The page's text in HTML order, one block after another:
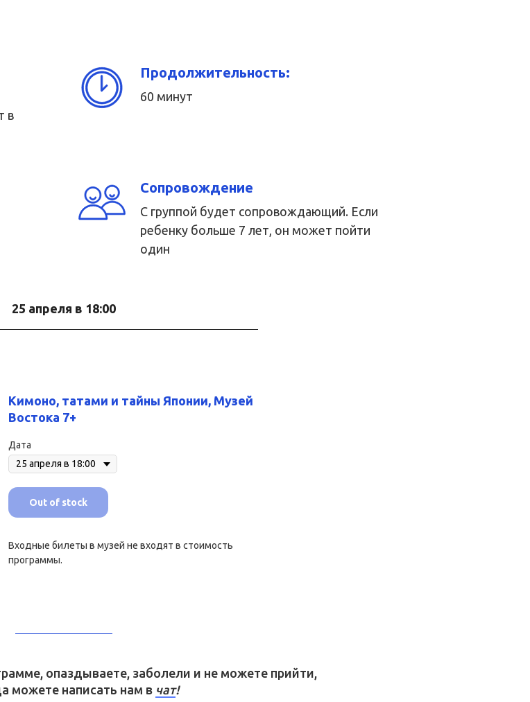
в
Продолжительность:
60 минут
Сопровождение
С группой будет сопровождающий. Если
ребенку больше 7 лет, он может пойти
один
25 апреля в 18:00
Кимоно, татами и тайны Японии, Музей
Востока 7+
Дата
Out of stock
Входные билеты в музей не входят в стоимость
программы.
опаздываете, заболели и не можете прийти,
можете написать нам в чат!